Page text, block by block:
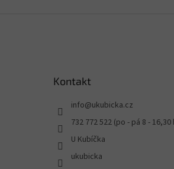
Kontakt
info@ukubicka.cz
732 772 522 (po - pá 8 - 16,30
U Kubíčka
ukubicka